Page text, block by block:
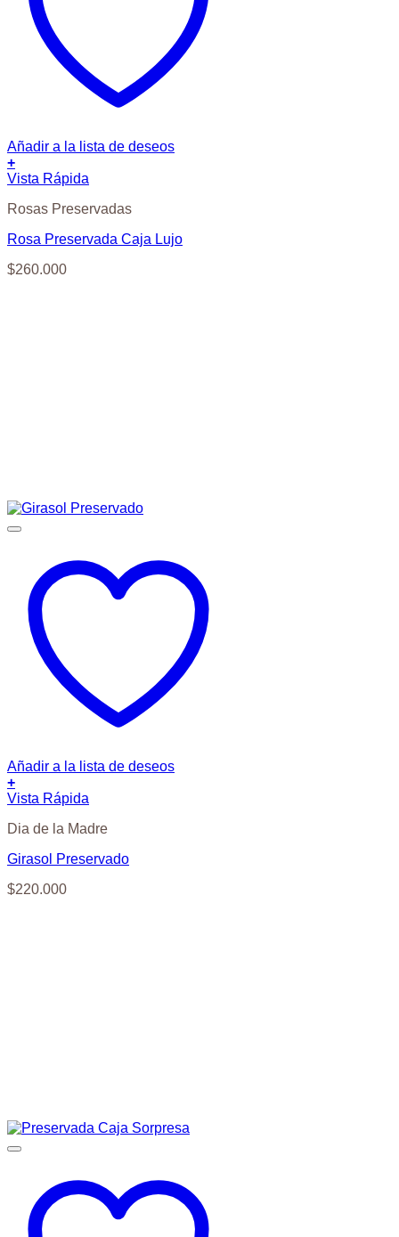
Añadir a la lista de deseos
+
Vista Rápida
Rosas Preservadas
Rosa Preservada Caja Lujo
$260.000
Añadir a la lista de deseos
+
Vista Rápida
Dia de la Madre
Girasol Preservado
$220.000